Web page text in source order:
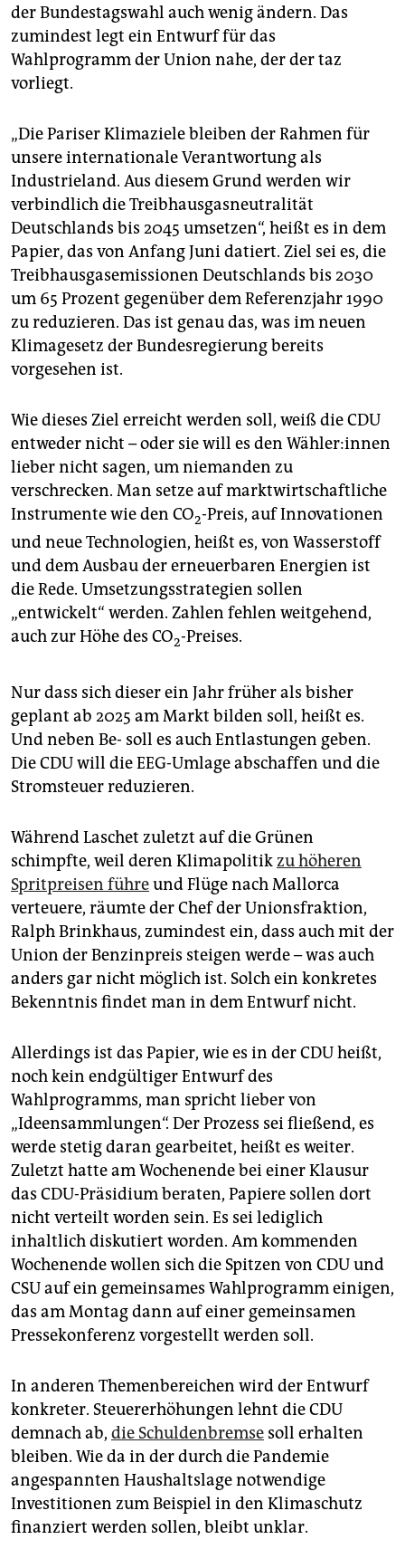
der Bundestagswahl auch wenig ändern. Das
zumindest legt ein Entwurf für das
Wahlprogramm der Union nahe, der der taz
vorliegt.
„Die Pariser Klimaziele bleiben der Rahmen für
unsere internationale Verantwortung als
Industrieland. Aus diesem Grund werden wir
verbindlich die Treibhausgasneutralität
Deutschlands bis 2045 umsetzen“, heißt es in dem
Papier, das von Anfang Juni datiert. Ziel sei es, die
Treibhausgasemissionen Deutschlands bis 2030
um 65 Prozent gegenüber dem Referenzjahr 1990
zu reduzieren. Das ist genau das, was im neuen
Klimagesetz der Bundesregierung bereits
vorgesehen ist.
Wie dieses Ziel erreicht werden soll, weiß die CDU
entweder nicht – oder sie will es den Wäh­le­r:in­nen
lieber nicht sagen, um niemanden zu
verschrecken. Man setze auf marktwirtschaftliche
Instrumente wie den CO2-Preis, auf Innovationen
und neue Technologien, heißt es, von Wasserstoff
und dem Ausbau der erneuerbaren Energien ist
die Rede. Umsetzungsstrategien sollen
„entwickelt“ werden. Zahlen fehlen weitgehend,
auch zur Höhe des CO2-Preises.
Nur dass sich dieser ein Jahr früher als bisher
geplant ab 2025 am Markt bilden soll, heißt es.
Und neben Be- soll es auch Entlastungen geben.
Die CDU will die EEG-Umlage abschaffen und die
Stromsteuer reduzieren.
Während Laschet zuletzt auf die Grünen
schimpfte, weil deren Klimapolitikzu höheren
Spritpreisen führeund Flüge nach Mallorca
verteuere, räumte der Chef der Unionsfraktion,
Ralph Brinkhaus, zumindest ein, dass auch mit der
Union der Benzinpreis steigen werde – was auch
anders gar nicht möglich ist. Solch ein konkretes
Bekenntnis findet man in dem Entwurf nicht.
Allerdings ist das Papier, wie es in der CDU heißt,
noch kein endgültiger Entwurf des
Wahlprogramms, man spricht lieber von
„Ideensammlungen“. Der Prozess sei fließend, es
werde stetig daran gearbeitet, heißt es weiter.
Zuletzt hatte am Wochenende bei einer Klausur
das CDU-Präsidium beraten, Papiere sollen dort
nicht verteilt worden sein. Es sei lediglich
inhaltlich diskutiert worden. Am kommenden
Wochenende wollen sich die Spitzen von CDU und
CSU auf ein gemeinsames Wahlprogramm einigen,
das am Montag dann auf einer gemeinsamen
Pressekonferenz vorgestellt werden soll.
In anderen Themenbereichen wird der Entwurf
konkreter. Steuererhöhungen lehnt die CDU
demnach ab, die Schuldenbremse soll erhalten
bleiben. Wie da in der durch die Pandemie
angespannten Haushaltslage notwendige
Investitionen zum Beispiel in den Klimaschutz
finanziert werden sollen, bleibt unklar.